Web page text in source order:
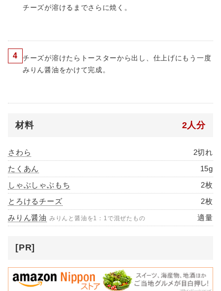
チーズが溶けるまでさらに焼く。
4
チーズが溶けたらトースターから出し、仕上げにもう一度
みりん醤油をかけて完成。
材料 2人分
さわら
2切れ
たくあん
15g
しゃぶしゃぶもち
2枚
とろけるチーズ
2枚
みりん醤油 みりんと醤油を1：1で混ぜたもの 適量
[PR]